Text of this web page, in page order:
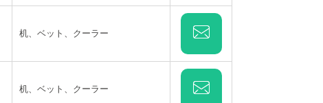
机、ベット、クーラー
机、ベット、クーラー